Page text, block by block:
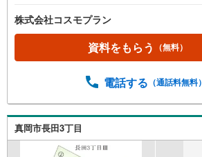
株式会社コスモプラン
資料をもらう （無料）
電話する （通話料無料）
真岡市長田3丁目